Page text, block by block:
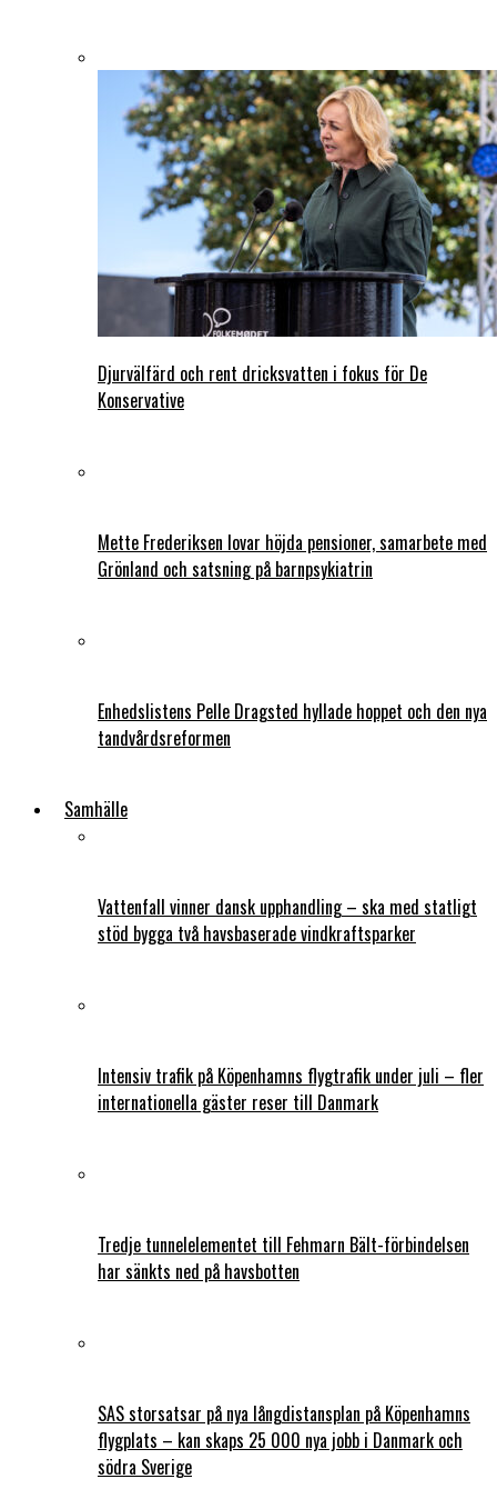
Djurvälfärd och rent dricksvatten i fokus för De
Konservative
Mette Frederiksen lovar höjda pensioner, samarbete med
Grönland och satsning på barnpsykiatrin
Enhedslistens Pelle Dragsted hyllade hoppet och den nya
tandvårdsreformen
Samhälle
Vattenfall vinner dansk upphandling – ska med statligt
stöd bygga två havsbaserade vindkraftsparker
Intensiv trafik på Köpenhamns flygtrafik under juli – fler
internationella gäster reser till Danmark
Tredje tunnelelementet till Fehmarn Bält-förbindelsen
har sänkts ned på havsbotten
SAS storsatsar på nya långdistansplan på Köpenhamns
flygplats – kan skaps 25 000 nya jobb i Danmark och
södra Sverige